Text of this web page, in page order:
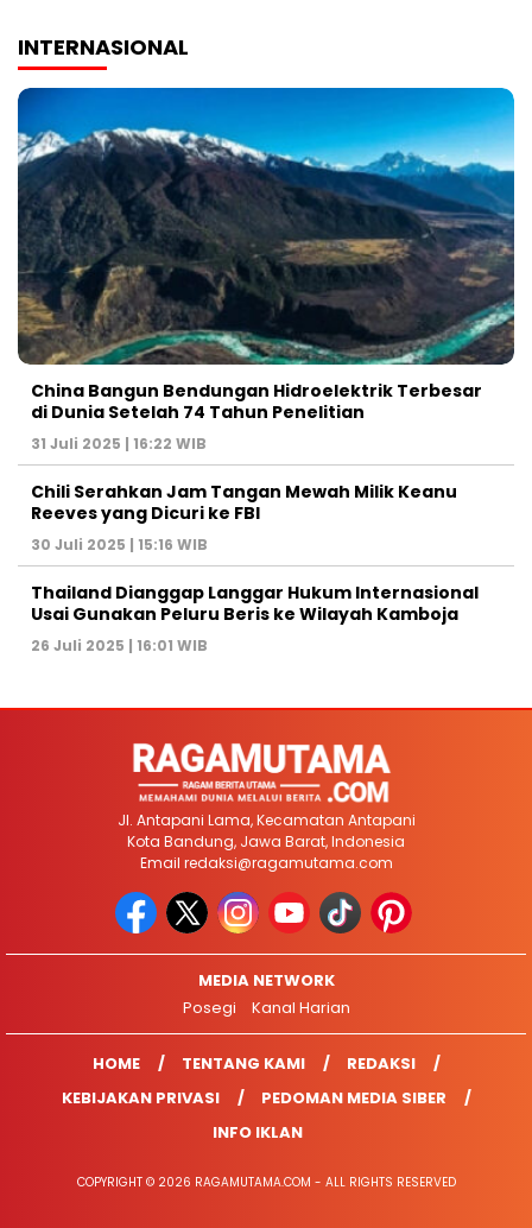
INTERNASIONAL
China Bangun Bendungan Hidroelektrik Terbesar
di Dunia Setelah 74 Tahun Penelitian
31 Juli 2025 | 16:22 WIB
Chili Serahkan Jam Tangan Mewah Milik Keanu
Reeves yang Dicuri ke FBI
30 Juli 2025 | 15:16 WIB
Thailand Dianggap Langgar Hukum Internasional
Usai Gunakan Peluru Beris ke Wilayah Kamboja
26 Juli 2025 | 16:01 WIB
Jl. Antapani Lama, Kecamatan Antapani
Kota Bandung, Jawa Barat, Indonesia
Email redaksi@ragamutama.com
MEDIA NETWORK
Posegi
Kanal Harian
HOME TENTANG KAMI
REDAKSI
KEBIJAKAN PRIVASI
PEDOMAN MEDIA SIBER
INFO IKLAN
COPYRIGHT © 2026 RAGAMUTAMA.COM - ALL RIGHTS RESERVED